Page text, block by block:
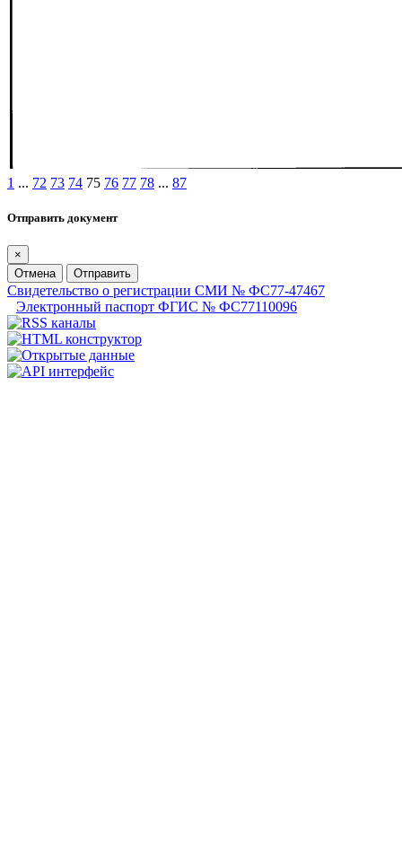
1 ... 72 73 74 75 76 77 78 ... 87
Отправить документ
×
Отмена
Отправить
Свидетельство о регистрации СМИ № ФС77-47467
Электронный паспорт ФГИС № ФС77110096